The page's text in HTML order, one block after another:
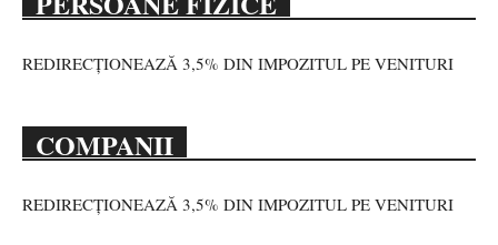
REDIRECȚIONEAZĂ 3,5% DIN IMPOZITUL PE VENITURI
COMPANII
REDIRECȚIONEAZĂ 3,5% DIN IMPOZITUL PE VENITURI